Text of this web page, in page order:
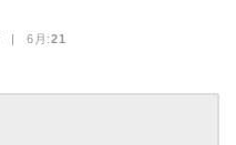
| 6月:21